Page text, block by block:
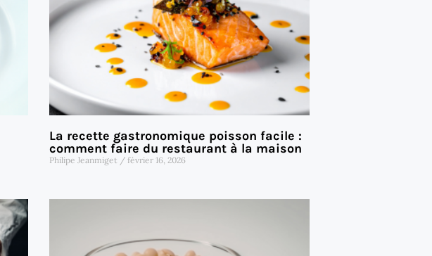
La recette gastronomique poisson facile :
comment faire du restaurant à la maison
Philipe Jeanmiget février 16, 2026